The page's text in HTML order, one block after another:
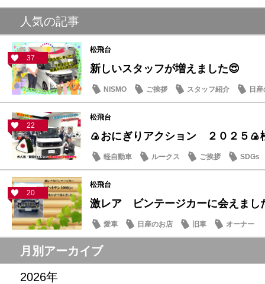
人気の記事
37
松飛台
新しいスタッフが増えました😍
NISMO ご挨拶 スタッフ紹介 日
22
松飛台
🍙おにぎりアクション ２０２５🍙
軽自動車 ルークス ご挨拶 SDGs
20
松飛台
激レア ビンテージカーに会えまし
愛車 日産のお店 旧車 オーナー
月別アーカイブ
2026年